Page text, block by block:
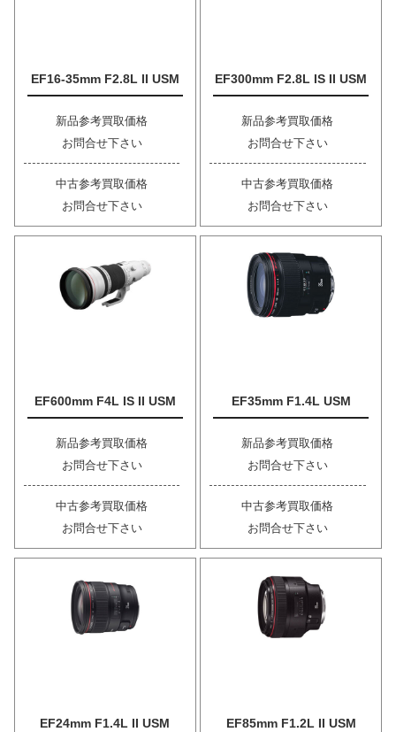
EF16-35mm F2.8L II USM
新品参考買取価格
お問合せ下さい
中古参考買取価格
お問合せ下さい
EF300mm F2.8L IS II USM
新品参考買取価格
お問合せ下さい
中古参考買取価格
お問合せ下さい
EF600mm F4L IS II USM
新品参考買取価格
お問合せ下さい
中古参考買取価格
お問合せ下さい
EF35mm F1.4L USM
新品参考買取価格
お問合せ下さい
中古参考買取価格
お問合せ下さい
EF24mm F1.4L II USM EF85mm F1.2L II USM